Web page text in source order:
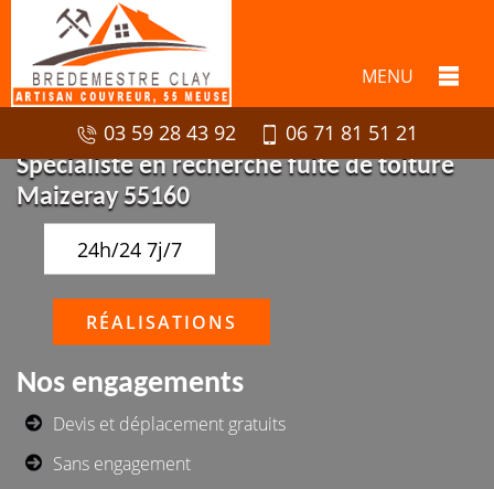
MENU
03 59 28 43 92
06 71 81 51 21
Spécialiste en recherche fuite de toiture
Maizeray 55160
24h/24 7j/7
RÉALISATIONS
Nos engagements
Devis et déplacement gratuits
Sans engagement